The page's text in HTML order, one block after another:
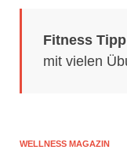
Fitness
mit vielen
WELLNESS MAGAZIN